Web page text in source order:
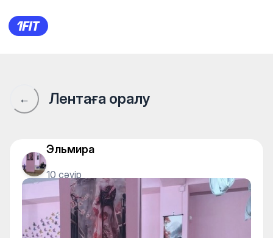
1Fit қауымдастығы · 1Fit
← Лентаға оралу
Эльмира
10 сәуір